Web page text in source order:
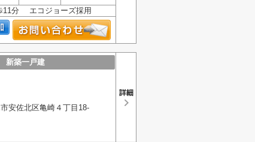
11分 エコジョーズ採用
新築一戸建
安佐北区亀崎４丁目18-